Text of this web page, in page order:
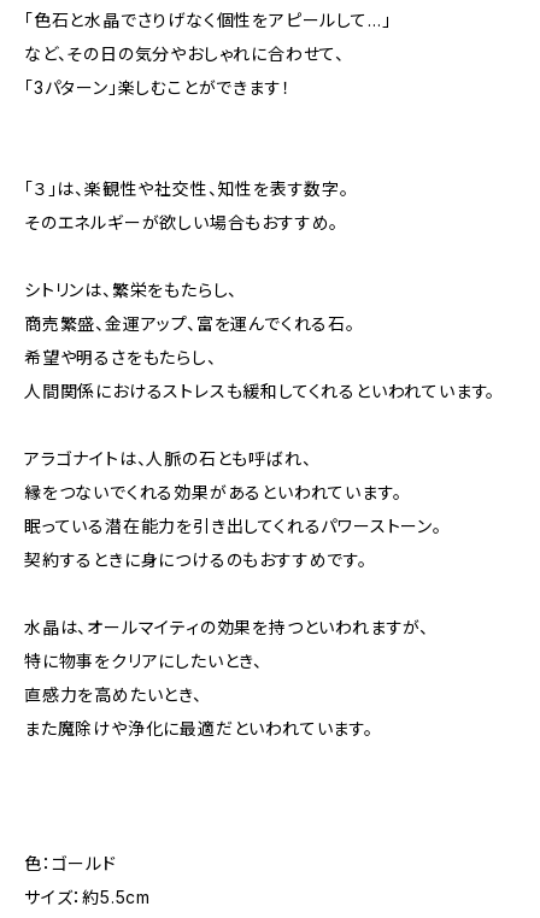
「色石と水晶でさりげなく個性をアピールして…」
など、その日の気分やおしゃれに合わせて、
「3パターン」楽しむことができます！
「３」は、楽観性や社交性、知性を表す数字。
そのエネルギーが欲しい場合もおすすめ。
シトリンは、繁栄をもたらし、
商売繁盛、金運アップ、富を運んでくれる石。
希望や明るさをもたらし、
人間関係におけるストレスも緩和してくれるといわれています。
アラゴナイトは、人脈の石とも呼ばれ、
縁をつないでくれる効果があるといわれています。
眠っている潜在能力を引き出してくれるパワーストーン。
契約するときに身につけるのもおすすめです。
水晶は、オールマイティの効果を持つといわれますが、
特に物事をクリアにしたいとき、
直感力を高めたいとき、
また魔除けや浄化に最適だといわれています。
色：ゴールド
サイズ：約5.5cm